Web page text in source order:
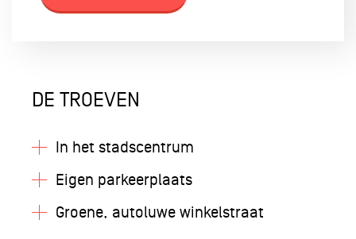
DE TROEVEN
In het stadscentrum
Eigen parkeerplaats
Groene, autoluwe winkelstraat